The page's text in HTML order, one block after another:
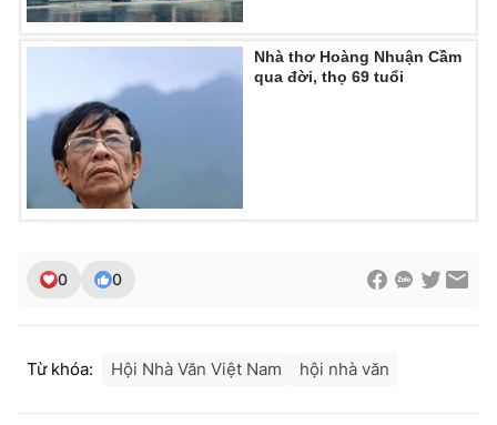
Nhà thơ Hoàng Nhuận Cầm
qua đời, thọ 69 tuổi
0 0
Từ khóa: Hội Nhà Văn Việt Nam hội nhà văn